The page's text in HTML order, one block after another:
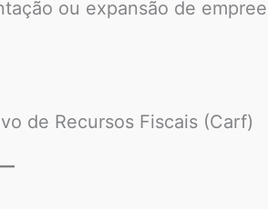
ou expansão de
de Recursos Fiscais (Carf)